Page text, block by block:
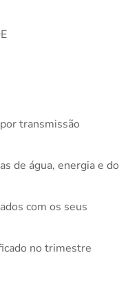
transmissão
de água, energia e do
com os seus
no trimestre